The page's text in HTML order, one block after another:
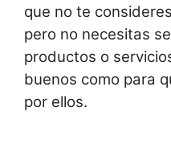
que no te
pero no necesitas
productos o
buenos como para
por ellos.